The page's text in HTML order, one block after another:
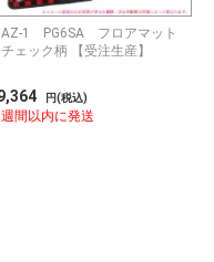
AZ-1 PG6SA フロアマット
チェック柄 【受注生産】
円(税込)
間以内に発送